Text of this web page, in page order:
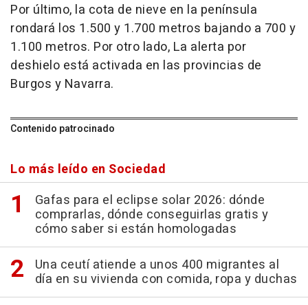
Por último, la cota de nieve en la península
rondará los 1.500 y 1.700 metros bajando a 700 y
1.100 metros. Por otro lado, La alerta por
deshielo está activada en las provincias de
Burgos y Navarra.
Contenido patrocinado
Lo más leído en Sociedad
Gafas para el eclipse solar 2026: dónde
comprarlas, dónde conseguirlas gratis y
cómo saber si están homologadas
Una ceutí atiende a unos 400 migrantes al
día en su vivienda con comida, ropa y duchas